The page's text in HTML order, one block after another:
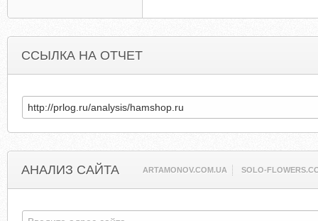
ССЫЛКА НА ОТЧЕТ
АНАЛИЗ САЙТА ARTAMONOV.COM.UA SOLO-